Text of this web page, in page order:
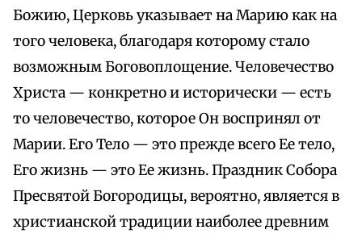
Божию, Церковь указывает на Марию как на
того человека, благодаря которому стало
возможным Боговоплощение. Человечество
Христа — конкретно и исторически — есть
то человечество, которое Он воспринял от
Марии. Его Тело — это прежде всего Ее тело,
Его жизнь — это Ее жизнь. Праздник Собора
Пресвятой Богородицы, вероятно, является в
христианской традиции наиболее древним